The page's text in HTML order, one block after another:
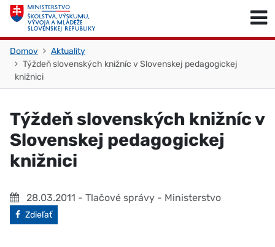
Skočiť na obsah
Domov
Aktuality
Týždeň slovenských knižníc v Slovenskej pedagogickej
knižnici
Týždeň slovenských knižníc v
Slovenskej pedagogickej
knižnici
28.03.2011 - Tlačové správy - Ministerstvo
Facebook
Zdieľať
Skočiť na začiatok stránky